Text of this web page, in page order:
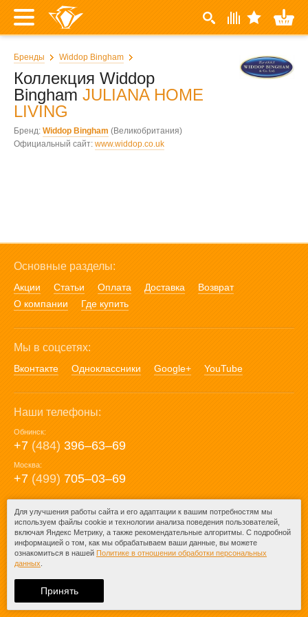
Бренды Widdop Bingham
Коллекция Widdop
Bingham JULIANA HOME
LIVING
Бренд: Widdop Bingham (Великобритания)
Официальный сайт: www.widdop.co.uk
Основные разделы:
Акции Статьи Оплата Доставка
Возврат
О компании
Где купить
Мы в соцсетях:
Вконтакте Одноклассники Google+ YouTube
Наши телефоны:
Обнинск:
+7 (484) 396‒63‒69
Москва:
+7 (499) 705‒03‒69
E-mail:
mail@posuda40.ru
При любом копировании информации
ссылка на
Для улучшения работы сайта и его адаптации к вашим потребностям мы
используем файлы cookie и технологии анализа поведения пользователей,
включая Яндекс Метрику, а также рекомендательные алгоритмы. С подробной
информацией о том, как мы обрабатываем ваши данные, вы можете
ознакомиться в нашей Политике в отношении обработки персональных
данных
Принять